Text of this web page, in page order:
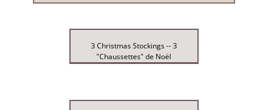
3 Christmas Stockings -- 3
"Chaussettes" de Noël